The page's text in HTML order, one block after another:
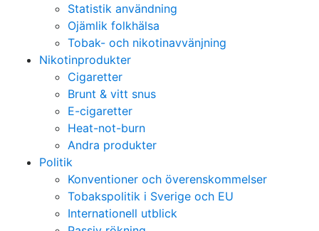
Statistik användning
Ojämlik folkhälsa
Tobak- och nikotinavvänjning
Nikotinprodukter
Cigaretter
Brunt & vitt snus
E-cigaretter
Heat-not-burn
Andra produkter
Politik
Konventioner och överenskommelser
Tobakspolitik i Sverige och EU
Internationell utblick